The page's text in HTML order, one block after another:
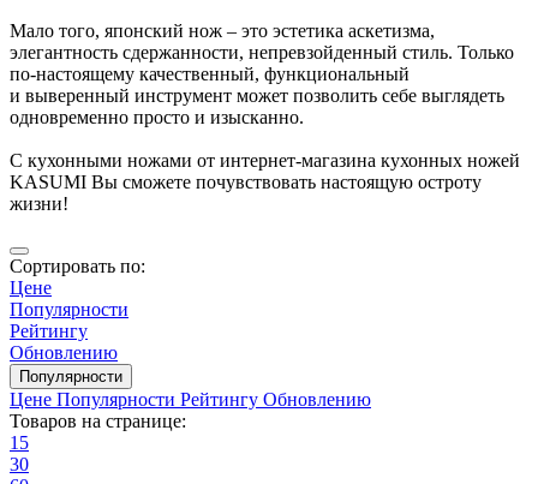
Мало того, японский нож – это эстетика аскетизма,
элегантность сдержанности, непревзойденный стиль. Только
по-настоящему качественный, функциональный
и выверенный инструмент может позволить себе выглядеть
одновременно просто и изысканно.
С кухонными ножами от интернет-магазина кухонных ножей
KASUMI Вы сможете почувствовать настоящую остроту
жизни!
Сортировать по:
Цене
Популярности
Рейтингу
Обновлению
Популярности
Цене Популярности Рейтингу Обновлению
Товаров на странице:
15
30